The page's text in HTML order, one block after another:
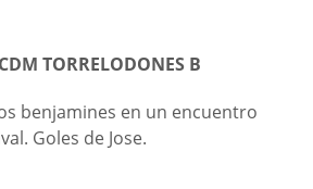
CDM TORRELODONES B
benjamines en un encuentro
Goles de Jose.